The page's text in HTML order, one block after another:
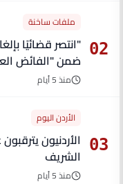
02
ملفات ساخنة
ضمن "الفائض
منذ 5 أيام
03
الأردن اليوم
الأردنيون
الشريف
منذ 5 أيام